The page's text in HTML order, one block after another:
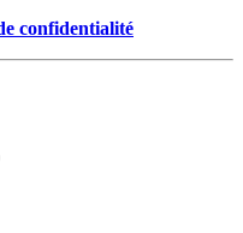
confidentialité